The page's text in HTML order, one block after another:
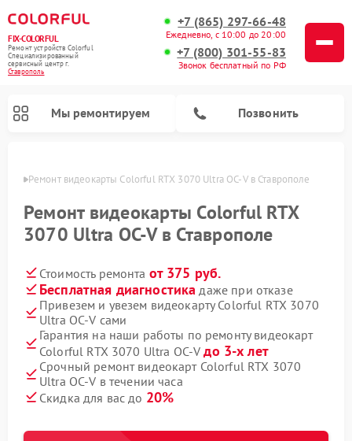
FIX-COLORFUL
Ремонт устройств Colorful
Специализированный
cервисный центр г.
Ставрополь
+7 (865) 297-66-48
Ежедневно, с 10:00 до 20:00
+7 (800) 301-55-83
Звонок бесплатный по РФ
Мы ремонтируем Позвонить
Ремонт видеокарты Colorful RTX 3070 Ultra OC-V в Ставрополе
Ремонт видеокарты Colorful RTX
3070 Ultra OC-V в Ставрополе
Стоимость ремонта от 375 руб.
Бесплатная диагностика даже при отказе
Привезем и увезем видеокарту Colorful RTX 3070
Ultra OC-V сами
Гарантия на наши работы по ремонту видеокарт
Colorful RTX 3070 Ultra OC-Vдо 3-х лет
Срочный ремонт видеокарт Colorful RTX 3070
Ultra OC-V в течении часа
Скидка для вас до 20%